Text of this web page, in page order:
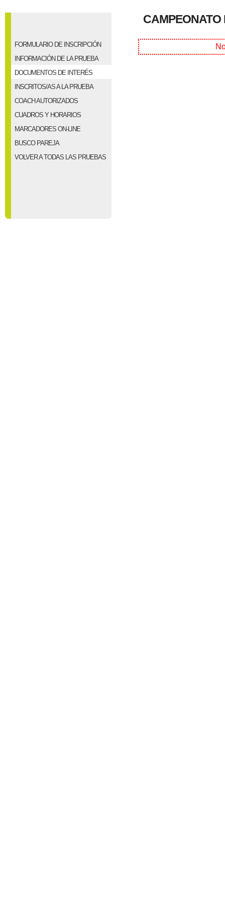
FORMULARIO DE INSCRIPCIÓN
INFORMACIÓN DE LA PRUEBA
DOCUMENTOS DE INTERÉS
INSCRITOS/AS A LA PRUEBA
COACH AUTORIZADOS
CUADROS Y HORARIOS
MARCADORES ON-LINE
BUSCO PAREJA
VOLVER A TODAS LAS PRUEBAS
CAMPEONATO